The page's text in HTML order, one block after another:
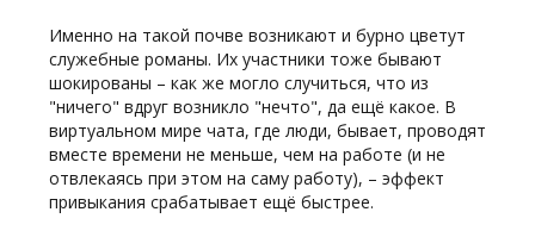
Именно на такой почве возникают и бурно цветут
служебные романы. Их участники тоже бывают
шокированы – как же могло случиться, что из
"ничего" вдруг возникло "нечто", да ещё какое. В
виртуальном мире чата, где люди, бывает, проводят
вместе времени не меньше, чем на работе (и не
отвлекаясь при этом на саму работу), – эффект
привыкания срабатывает ещё быстрее.